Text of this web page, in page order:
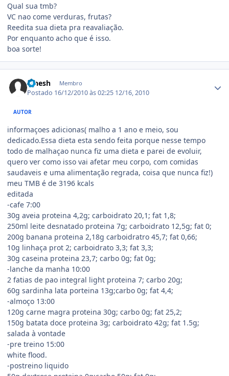
Qual sua tmb?
VC nao come verduras, frutas?
Reedita sua dieta pra reavaliação.
Por enquanto acho que é isso.
boa sorte!
Pinesh Membro
Postado 16/12/2010 às 02:25 12/16, 2010
AUTOR
informaçoes adicionas( malho a 1 ano e meio, sou
dedicado.Essa dieta esta sendo feita porque nesse tempo
todo de malhaçao nunca fiz uma dieta e parei de evoluir,
quero ver como isso vai afetar meu corpo, com comidas
saudaveis e uma alimentação regrada, coisa que nunca fiz!)
meu TMB é de 3196 kcals
editada
-cafe 7:00
30g aveia proteina 4,2g; carboidrato 20,1; fat 1,8;
250ml leite desnatado proteina 7g; carboidrato 12,5g; fat 0;
200g banana proteina 2,18g carboidratro 45,7; fat 0,66;
10g linhaça prot 2; carboidrato 3,3; fat 3,3;
30g caseina proteina 23,7; carbo 0g; fat 0g;
-lanche da manha 10:00
2 fatias de pao integral light proteina 7; carbo 20g;
60g sardinha lata porteina 13g;carbo 0g; fat 4,4;
-almoço 13:00
120g carne magra proteina 30g; carbo 0g; fat 25,2;
150g batata doce proteina 3g; carboidrato 42g; fat 1.5g;
salada à vontade
-pre treino 15:00
white flood.
-postreino liquido